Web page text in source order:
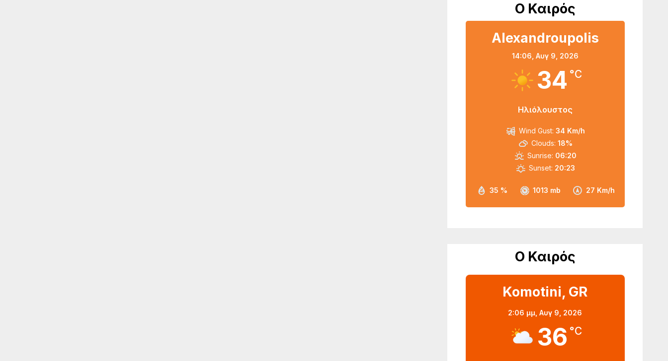
Ο Καιρός
Alexandroupolis
14:06, Αυγ 9, 2026
34 °C
Ηλιόλουστος
35 % 1013 mb 27 Km/h
Wind Gust: 34 Km/h
Clouds: 18%
Sunrise: 06:20
Sunset: 20:23
Ο Καιρός
Komotini, GR
2:06 μμ,Αυγ 9, 2026
36 °C